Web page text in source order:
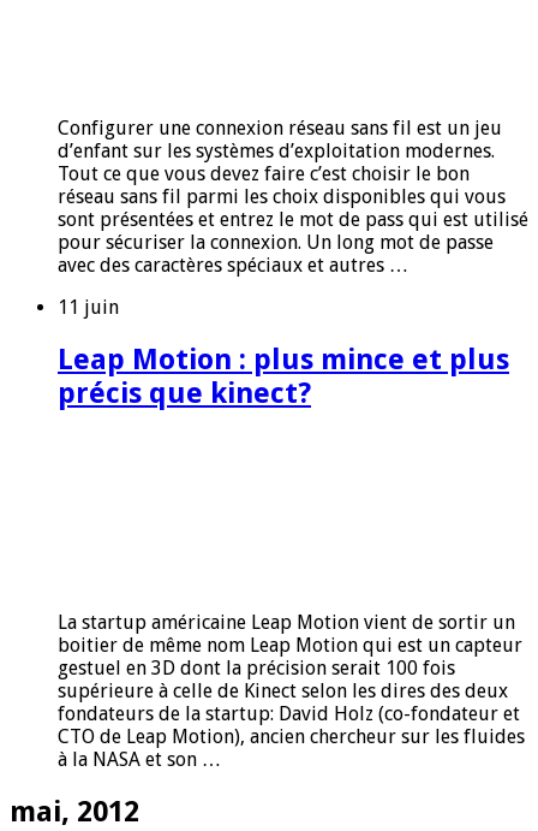
Configurer une connexion réseau sans fil est un jeu
d’enfant sur les systèmes d’exploitation modernes.
Tout ce que vous devez faire c’est choisir le bon
réseau sans fil parmi les choix disponibles qui vous
sont présentées et entrez le mot de pass qui est utilisé
pour sécuriser la connexion. Un long mot de passe
avec des caractères spéciaux et autres …
11 juin
Leap Motion : plus mince et plus
précis que kinect?
La startup américaine Leap Motion vient de sortir un
boitier de même nom Leap Motion qui est un capteur
gestuel en 3D dont la précision serait 100 fois
supérieure à celle de Kinect selon les dires des deux
fondateurs de la startup: David Holz (co-fondateur et
CTO de Leap Motion), ancien chercheur sur les fluides
à la NASA et son …
mai, 2012